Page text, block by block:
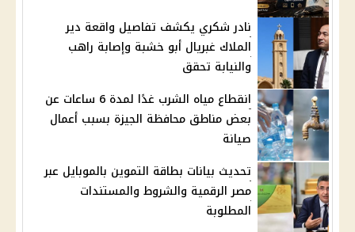
نادر شكري يكشف تفاصيل واقعة دير
الملاك غبريال أبو خشبة وإصابة راهب
والنيابة تحقق
انقطاع مياه الشرب غدًا لمدة 6 ساعات عن
بعض مناطق محافظة الجيزة بسبب أعمال
صيانة
تحديث بيانات بطاقة التموين بالموبايل عبر
مصر الرقمية والشروط والمستندات
المطلوبة